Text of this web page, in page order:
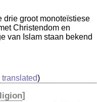
drie groot monoteïstiese
Christendom en
van Islam staan bekend
)
]